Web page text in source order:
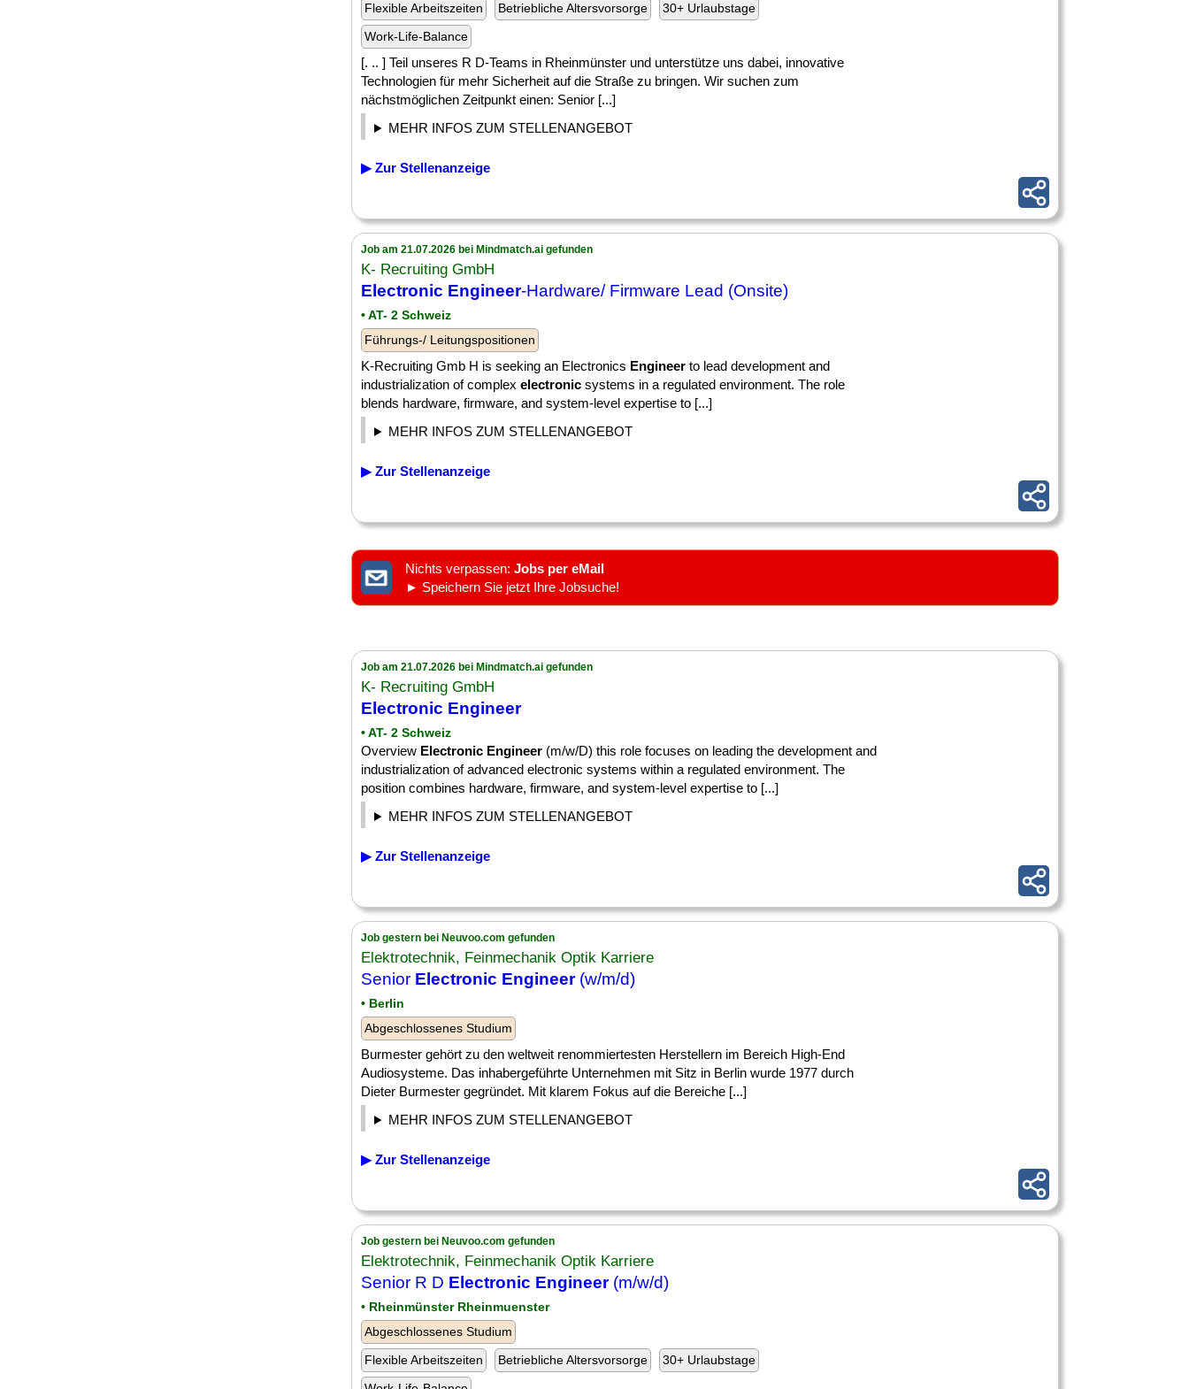
Flexible Arbeitszeiten
Betriebliche Altersvorsorge
30+ Urlaubstage
Work-Life-Balance
[. .. ] Teil unseres R D-Teams in Rheinmünster und unterstütze uns dabei, innovative
Technologien für mehr Sicherheit auf die Straße zu bringen. Wir suchen zum
nächstmöglichen Zeitpunkt einen: Senior [...]
MEHR INFOS ZUM STELLENANGEBOT
▶ Zur Stellenanzeige
Job am 21.07.2026 bei Mindmatch.ai gefunden
K- Recruiting GmbH
Electronic Engineer-Hardware/ Firmware Lead (Onsite)
• AT- 2 Schweiz
Führungs-/ Leitungspositionen
K-Recruiting Gmb H is seeking an Electronics Engineer to lead development and
industrialization of complex electronic systems in a regulated environment. The role
blends hardware, firmware, and system-level expertise to [...]
MEHR INFOS ZUM STELLENANGEBOT
▶ Zur Stellenanzeige
Nichts verpassen: Jobs per eMail
► Speichern Sie jetzt Ihre Jobsuche!
Job am 21.07.2026 bei Mindmatch.ai gefunden
K- Recruiting GmbH
Electronic Engineer
• AT- 2 Schweiz
Overview Electronic Engineer (m/w/D) this role focuses on leading the development and
industrialization of advanced electronic systems within a regulated environment. The
position combines hardware, firmware, and system-level expertise to [...]
MEHR INFOS ZUM STELLENANGEBOT
▶ Zur Stellenanzeige
Job gestern bei Neuvoo.com gefunden
Elektrotechnik, Feinmechanik Optik Karriere
Senior Electronic Engineer(w/m/d)
• Berlin
Abgeschlossenes Studium
Burmester gehört zu den weltweit renommiertesten Herstellern im Bereich High-End
Audiosysteme. Das inhabergeführte Unternehmen mit Sitz in Berlin wurde 1977 durch
Dieter Burmester gegründet. Mit klarem Fokus auf die Bereiche [...]
MEHR INFOS ZUM STELLENANGEBOT
▶ Zur Stellenanzeige
Job gestern bei Neuvoo.com gefunden
Elektrotechnik, Feinmechanik Optik Karriere
Senior R D Electronic Engineer(m/w/d)
• Rheinmünster Rheinmuenster
Abgeschlossenes Studium
Flexible Arbeitszeiten
Betriebliche Altersvorsorge
30+ Urlaubstage